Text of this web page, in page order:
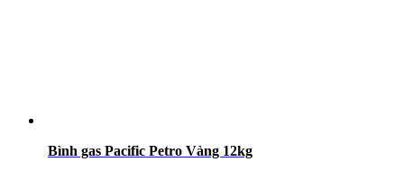
Bình gas Pacific Petro Vàng 12kg